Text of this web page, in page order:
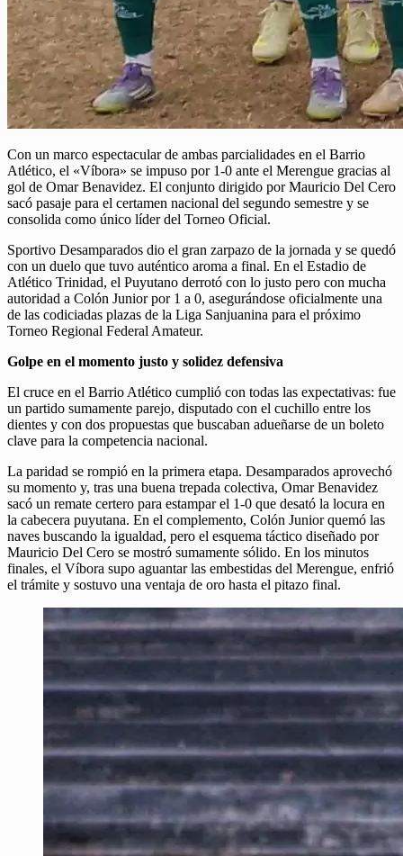
Con un marco espectacular de ambas parcialidades en el Barrio
Atlético, el «Víbora» se impuso por 1-0 ante el Merengue gracias al
gol de Omar Benavidez. El conjunto dirigido por Mauricio Del Cero
sacó pasaje para el certamen nacional del segundo semestre y se
consolida como único líder del Torneo Oficial.
Sportivo Desamparados dio el gran zarpazo de la jornada y se quedó
con un duelo que tuvo auténtico aroma a final. En el Estadio de
Atlético Trinidad, el Puyutano derrotó con lo justo pero con mucha
autoridad a Colón Junior por 1 a 0, asegurándose oficialmente una
de las codiciadas plazas de la Liga Sanjuanina para el próximo
Torneo Regional Federal Amateur.
Golpe en el momento justo y solidez defensiva
El cruce en el Barrio Atlético cumplió con todas las expectativas: fue
un partido sumamente parejo, disputado con el cuchillo entre los
dientes y con dos propuestas que buscaban adueñarse de un boleto
clave para la competencia nacional.
La paridad se rompió en la primera etapa. Desamparados aprovechó
su momento y, tras una buena trepada colectiva, Omar Benavidez
sacó un remate certero para estampar el 1-0 que desató la locura en
la cabecera puyutana. En el complemento, Colón Junior quemó las
naves buscando la igualdad, pero el esquema táctico diseñado por
Mauricio Del Cero se mostró sumamente sólido. En los minutos
finales, el Víbora supo aguantar las embestidas del Merengue, enfrió
el trámite y sostuvo una ventaja de oro hasta el pitazo final.